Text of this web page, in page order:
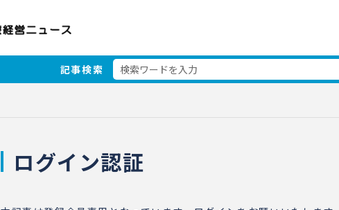
記事検索
ログイン認証